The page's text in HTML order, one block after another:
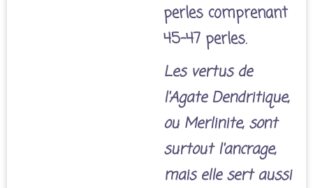
perles comprenant
45-47 perles.
Les vertus de
l'Agate Dendritique,
ou Merlinite, sont
surtout l'ancrage,
mais elle sert aussi